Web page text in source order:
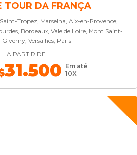
TOUR DA FRANÇA
Tropez, Marselha, Aix-en-Provence,
Bordeaux, Vale de Loire, Mont Saint-
Giverny, Versalhes, Paris
A PARTIR DE
31.500 Em até
10X